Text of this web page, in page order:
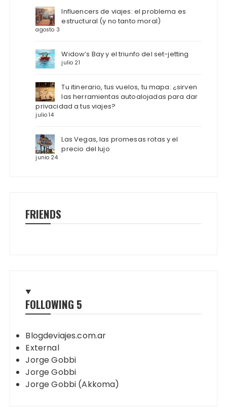
Influencers de viajes: el problema es
estructural (y no tanto moral)
agosto 3
Widow’s Bay y el triunfo del set-jetting
julio 21
Tu itinerario, tus vuelos, tu mapa: ¿sirven
las herramientas autoalojadas para dar
privacidad a tus viajes?
julio 14
Las Vegas, las promesas rotas y el
precio del lujo
junio 24
FRIENDS
FOLLOWING 5
Blogdeviajes.com.ar
External
Jorge Gobbi
Jorge Gobbi
Jorge Gobbi (Akkoma)